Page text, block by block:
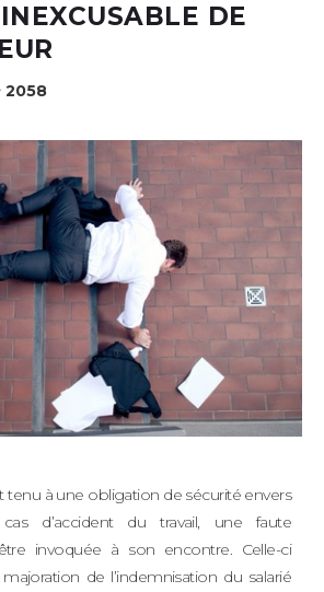
DE
2058
tenu à une obligation de sécurité envers
d’accident du travail, une faute
invoquée à son encontre. Celle-ci
de l’indemnisation du salarié